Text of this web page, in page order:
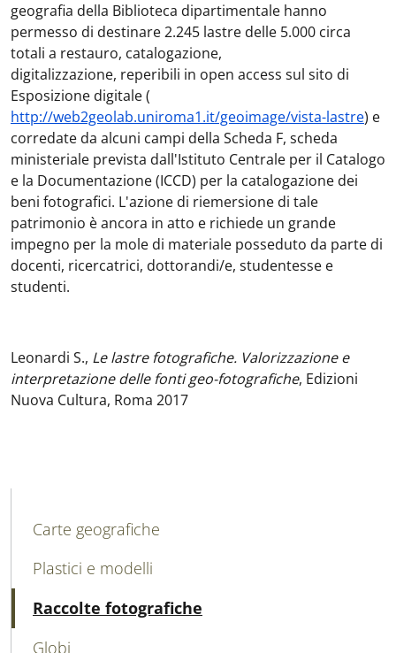
geografia della Biblioteca dipartimentale hanno
permesso di destinare 2.245 lastre delle 5.000 circa
totali a restauro, catalogazione,
digitalizzazione, reperibili in open access sul sito di
Esposizione digitale (
http://web2geolab.uniroma1.it/geoimage/vista-lastre) e
corredate da alcuni campi della Scheda F, scheda
ministeriale prevista dall'Istituto Centrale per il Catalogo
e la Documentazione (ICCD) per la catalogazione dei
beni fotografici. L'azione di riemersione di tale
patrimonio è ancora in atto e richiede un grande
impegno per la mole di materiale posseduto da parte di
docenti, ricercatrici, dottorandi/e, studentesse e
studenti.
Leonardi S., Le lastre fotografiche. Valorizzazione e
interpretazione delle fonti geo-fotografiche, Edizioni
Nuova Cultura, Roma 2017
MAIN NAVIGATION
Carte geografiche
Plastici e modelli
Raccolte fotografiche
Globi